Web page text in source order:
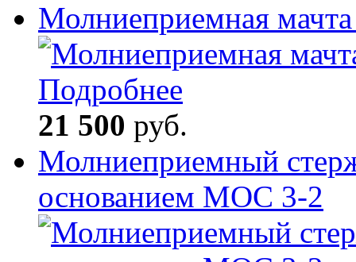
Молниеприемная
Подробнее
21 500 руб.
Молниеприемный
основанием МОС 3-2